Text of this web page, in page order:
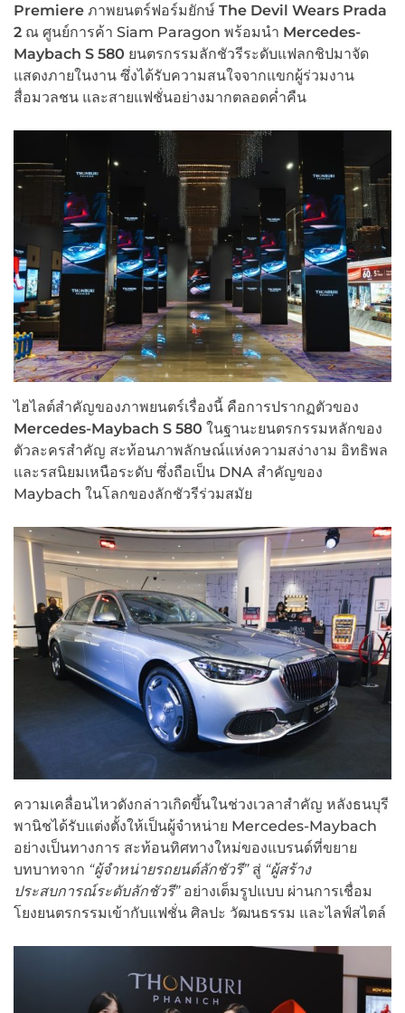
Premiere ภาพยนตร์ฟอร์มยักษ์ The Devil Wears Prada
2 ณ ศูนย์การค้า Siam Paragon พร้อมนำ Mercedes-
Maybach S 580 ยนตรกรรมลักชัวรีระดับแฟลกชิปมาจัด
แสดงภายในงาน ซึ่งได้รับความสนใจจากแขกผู้ร่วมงาน
สื่อมวลชน และสายแฟชั่นอย่างมากตลอดค่ำคืน
ไฮไลต์สำคัญของภาพยนตร์เรื่องนี้ คือการปรากฏตัวของ
Mercedes-Maybach S 580 ในฐานะยนตรกรรมหลักของ
ตัวละครสำคัญ สะท้อนภาพลักษณ์แห่งความสง่างาม อิทธิพล
และรสนิยมเหนือระดับ ซึ่งถือเป็น DNA สำคัญของ
Maybach ในโลกของลักชัวรีร่วมสมัย
ความเคลื่อนไหวดังกล่าวเกิดขึ้นในช่วงเวลาสำคัญ หลังธนบุรี
พานิชได้รับแต่งตั้งให้เป็นผู้จำหน่าย Mercedes-Maybach
อย่างเป็นทางการ สะท้อนทิศทางใหม่ของแบรนด์ที่ขยาย
บทบาทจาก “ผู้จำหน่ายรถยนต์ลักชัวรี”สู่ “ผู้สร้าง
ประสบการณ์ระดับลักชัวรี”อย่างเต็มรูปแบบ ผ่านการเชื่อม
โยงยนตรกรรมเข้ากับแฟชั่น ศิลปะ วัฒนธรรม และไลฟ์สไตล์